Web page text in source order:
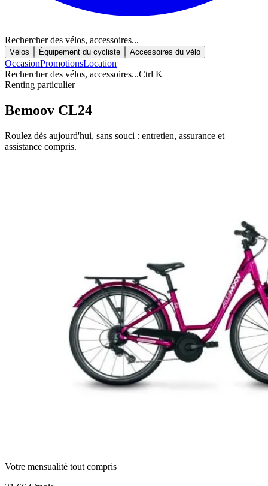
Rechercher des vélos, accessoires...
Vélos Équipement du cycliste Accessoires du vélo
OccasionPromotionsLocation
Rechercher des vélos, accessoires...Ctrl K
Renting particulier
Bemoov CL24
Roulez dès aujourd'hui, sans souci : entretien, assurance et
assistance compris.
Votre mensualité tout compris